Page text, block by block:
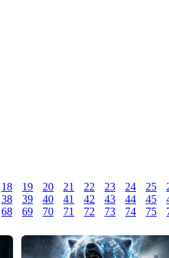
18 19 20 21 22 23 24 25
38 39 40 41 42 43 44 45
68 69 70 71 72 73 74 75